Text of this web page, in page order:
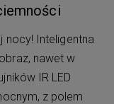
nocy! Inteligentna
nawet w
IR LED
z polem